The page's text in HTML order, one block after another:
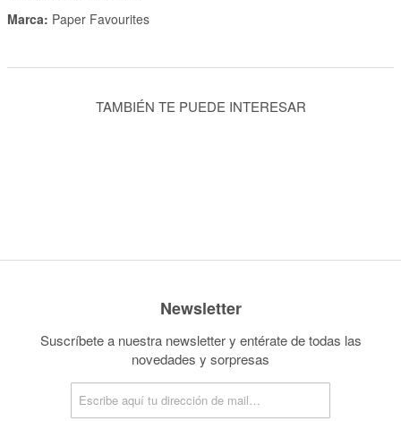
Marca: Paper Favourites
TAMBIÉN TE PUEDE INTERESAR
Newsletter
Suscríbete a nuestra newsletter y entérate de todas las
novedades y sorpresas